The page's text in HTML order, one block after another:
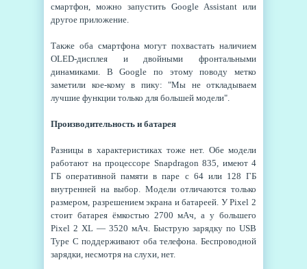
смартфон, можно запустить Google Assistant или
другое приложение.
Также оба смартфона могут похвастать наличием
OLED-дисплея и двойными фронтальными
динамиками. В Google по этому поводу метко
заметили кое-кому в пику: "Мы не откладываем
лучшие функции только для большей модели".
Производительность и батарея
Разницы в характеристиках тоже нет. Обе модели
работают на процессоре Snapdragon 835, имеют 4
ГБ оперативной памяти в паре с 64 или 128 ГБ
внутренней на выбор. Модели отличаются только
размером, разрешением экрана и батареей. У Pixel 2
стоит батарея ёмкостью 2700 мАч, а у большего
Pixel 2 XL — 3520 мАч. Быструю зарядку по USB
Type C поддерживают оба телефона. Беспроводной
зарядки, несмотря на слухи, нет.